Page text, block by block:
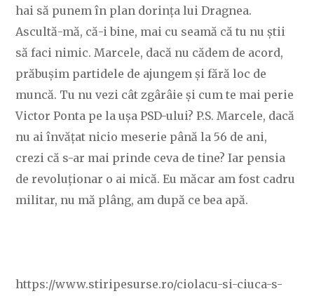
hai să punem în plan dorința lui Dragnea.
Ascultă-mă, că-i bine, mai cu seamă că tu nu știi
să faci nimic. Marcele, dacă nu cădem de acord,
prăbușim partidele de ajungem și fără loc de
muncă. Tu nu vezi cât zgârâie și cum te mai perie
Victor Ponta pe la ușa PSD-ului? P.S. Marcele, dacă
nu ai învățat nicio meserie până la 56 de ani,
crezi că s-ar mai prinde ceva de tine? Iar pensia
de revoluționar o ai mică. Eu măcar am fost cadru
militar, nu mă plâng, am după ce bea apă.
https://www.stiripesurse.ro/ciolacu-si-ciuca-s-